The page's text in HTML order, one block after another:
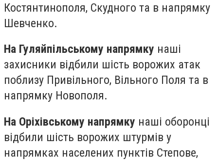
Костянтинополя, Скудного та в напрямку
Шевченко.
На Гуляйпільському напрямку наші
захисники відбили шість ворожих атак
поблизу Привільного, Вільного Поля та в
напрямку Новополя.
На Оріхівському напрямку наші оборонці
відбили шість ворожих штурмів у
напрямках населених пунктів Степове,